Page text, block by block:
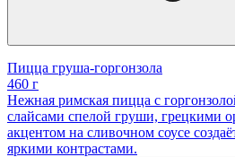
Пицца груша-горгонзола
460 г
Нежная римская пицца с
слайсами спелой груши, грецкими
акцентом на сливочном соусе
яркими контрастами.